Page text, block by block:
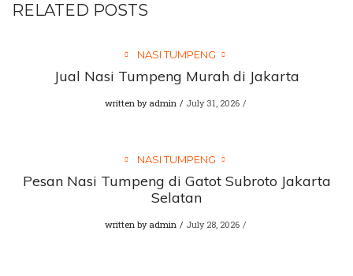
RELATED POSTS
NASI TUMPENG
Jual Nasi Tumpeng Murah di Jakarta
written by admin July 31, 2026
NASI TUMPENG
Pesan Nasi Tumpeng di Gatot Subroto Jakarta
Selatan
written by admin July 28, 2026